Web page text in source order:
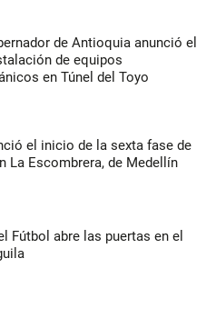
de Antioquia anunció el
de equipos
en Túnel del Toyo
el inicio de la sexta fase de
La Escombrera, de Medellín
Fútbol abre las puertas en el